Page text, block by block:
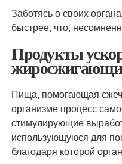
Заботясь о своих
быстрее, что,
Продукты
Пища, помогающая
организме процесс
стимулирующие
использующуюся для
благодаря которой